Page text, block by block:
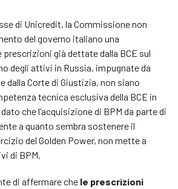
di Unicredit, la Commissione non
del governo italiano una
già dettate dalla BCE sul
degli attivi in Russia, impugnate da
dalla Corte di Giustizia, non siano
tecnica esclusiva della BCE in
che l’acquisizione di BPM da parte di
a quanto sembra sostenere il
del Golden Power, non mette a
di BPM.
di affermare che le prescrizioni